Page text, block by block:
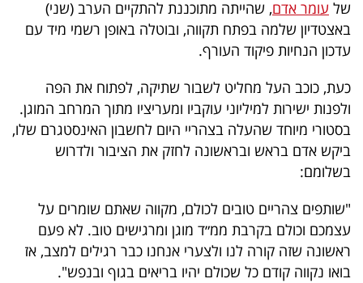
40
UNDER
40
שיתופי
פעולה
דרושים
ניוזלטרים
של עומר אדם, שהייתה מתוכננת להתקיים הערב (שני)
באצטדיון שלמה בפתח תקווה, ובוטלה באופן רשמי מיד עם
עדכון הנחיות פיקוד העורף.
כעת, כוכב העל מחליט לשבור שתיקה, לפתוח את הפה
ולפנות ישירות למיליוני עוקביו ומעריציו מתוך המרחב המוגן.
בסטורי מיוחד שהעלה בצהריי היום לחשבון האינסטגרם שלו,
ביקש אדם בראש ובראשונה לחזק את הציבור ולדרוש
בשלומם:
"שותפים צהריים טובים לכולם, מקווה שאתם שומרים על
עצמכם וכולם בקרבת ממ״ד מוגן ומרגישים טוב. לא פעם
ראשונה שזה קורה לנו ולצערי אנחנו כבר רגילים למצב, אז
בואו נקווה קודם כל שכולם יהיו בריאים בגוף ובנפש".